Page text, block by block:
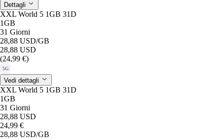
Dettagli
XXL World 5 1GB 31D
1GB
31 Giorni
28,88 USD/GB
28,88 USD
(24,99 €)
5G
Vedi dettagli
XXL World 5 1GB 31D
1GB
31 Giorni
28,88 USD
24,99 €
28,88 USD/GB